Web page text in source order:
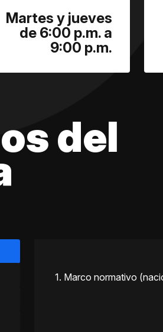
Martes y jueves
de 6:00 p.m. a
9:00 p.m.
del
1. Marco normativo